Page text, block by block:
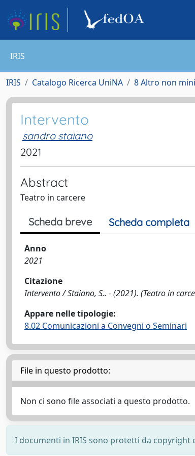
IRIS
IRIS Catalogo Ricerca UniNA 8 Altro non
Intervento
sandro staiano
2021
Abstract
Teatro in carcere
Scheda breve Scheda completa
Anno
2021
Citazione
Intervento / Staiano, S.. - (2021). (Teatro in
Appare nelle tipologie:
8.02 Comunicazioni a Convegni o Seminari
File in questo prodotto:
Non ci sono file associati a questo prodotto.
I documenti in IRIS sono protetti da